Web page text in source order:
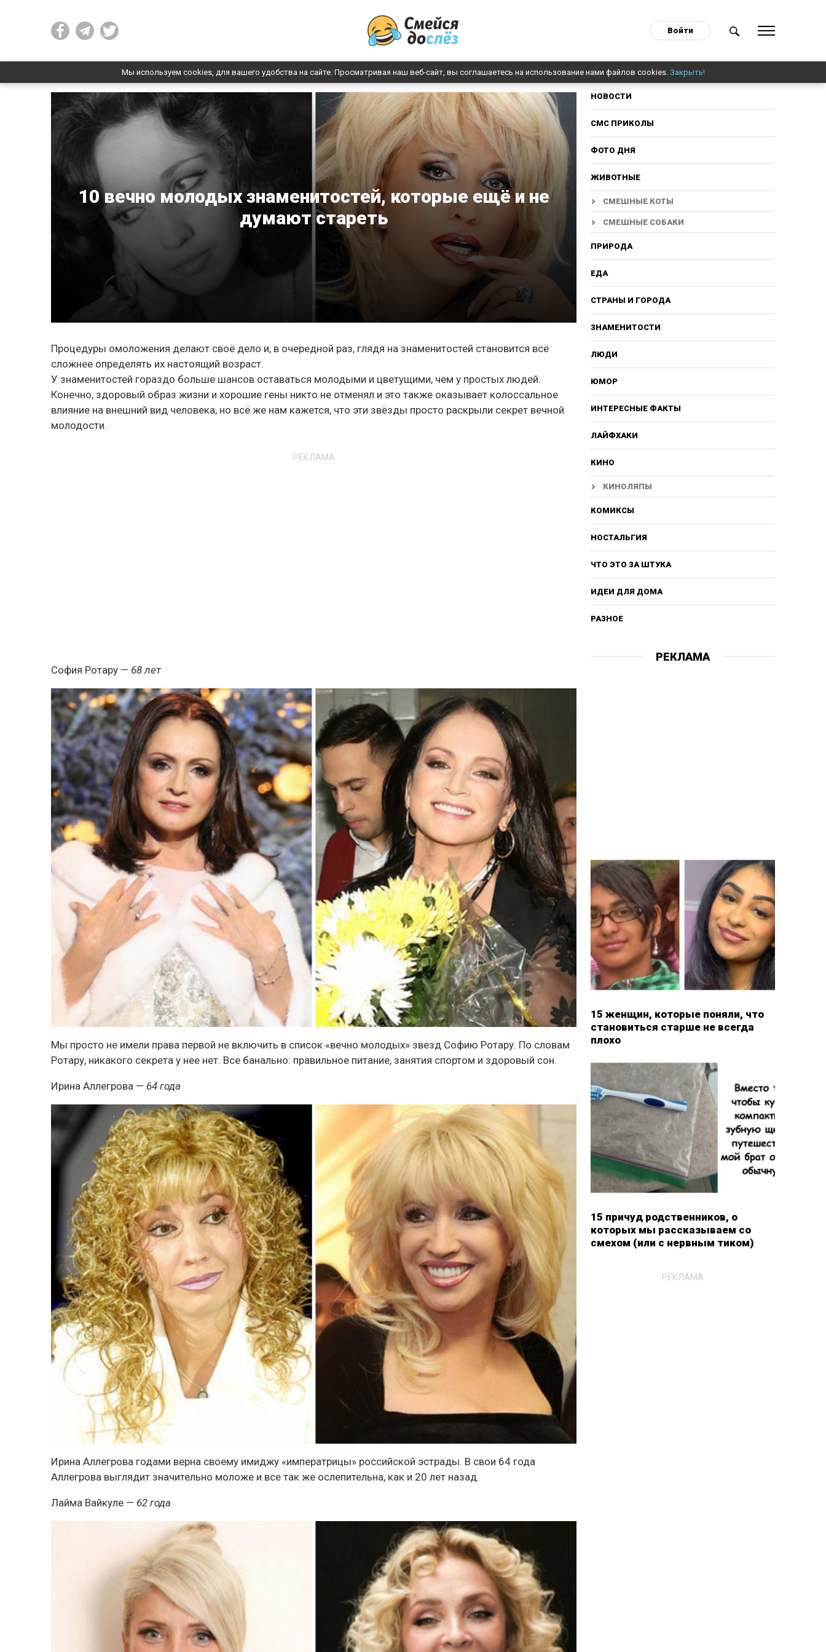
Войти
Мы используем cookies, для вашего удобства на сайте. Просматривая наш веб-сайт, вы соглашаетесь на использование нами файлов cookies. Закрыть!
10 вечно молодых знаменитостей, которые ещё и не
думают стареть
Процедуры омоложения делают своё дело и, в очередной раз, глядя на знаменитостей становится всё
сложнее определять их настоящий возраст.
У знаменитостей гораздо больше шансов оставаться молодыми и цветущими, чем у простых людей.
Конечно, здоровый образ жизни и хорошие гены никто не отменял и это также оказывает колоссальное
влияние на внешний вид человека, но всё же нам кажется, что эти звёзды просто раскрыли секрет вечной
молодости.
РЕКЛАМА
София Ротару — 68 лет
Мы просто не имели права первой не включить в список «вечно молодых» звезд Софию Ротару. По словам
Ротару, никакого секрета у нее нет. Все банально: правильное питание, занятия спортом и здоровый сон.
Ирина Аллегрова — 64 года
Ирина Аллегрова годами верна своему имиджу «императрицы» российской эстрады. В свои 64 года
Аллегрова выглядит значительно моложе и все так же ослепительна, как и 20 лет назад.
Лайма Вайкуле — 62 года
НОВОСТИ
СМС ПРИКОЛЫ
ФОТО ДНЯ
ЖИВОТНЫЕ
СМЕШНЫЕ КОТЫ
СМЕШНЫЕ СОБАКИ
ПРИРОДА
ЕДА
СТРАНЫ И ГОРОДА
ЗНАМЕНИТОСТИ
ЛЮДИ
ЮМОР
ИНТЕРЕСНЫЕ ФАКТЫ
ЛАЙФХАКИ
КИНО
КИНОЛЯПЫ
КОМИКСЫ
НОСТАЛЬГИЯ
ЧТО ЭТО ЗА ШТУКА
ИДЕИ ДЛЯ ДОМА
РАЗНОЕ
РЕКЛАМА
15 женщин, которые поняли, что
становиться старше не всегда
плохо
15 причуд родственников, о
которых мы рассказываем со
смехом (или с нервным тиком)
РЕКЛАМА